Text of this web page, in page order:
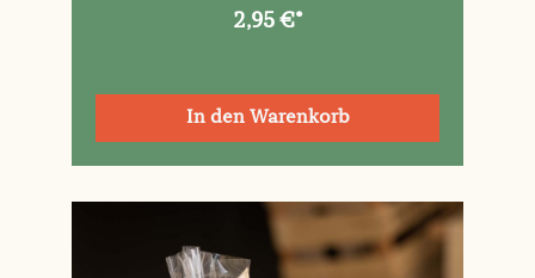
2,95 €*
In den Warenkorb